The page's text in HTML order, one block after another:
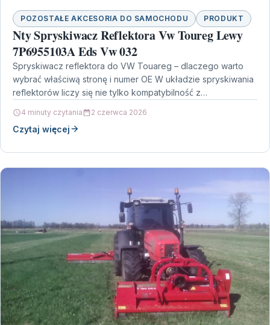
POZOSTAŁE AKCESORIA DO SAMOCHODU PRODUKT
Nty Spryskiwacz Reflektora Vw Toureg Lewy
7P6955103A Eds Vw 032
Spryskiwacz reflektora do VW Touareg – dlaczego warto
wybrać właściwą stronę i numer OE W układzie spryskiwania
reflektorów liczy się nie tylko kompatybilność z…
4 minuty czytania 2 czerwca 2026
Czytaj więcej